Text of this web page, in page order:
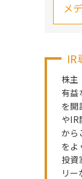
メ
IR
株主
有益
を開
や
から
をよ
投資
リー